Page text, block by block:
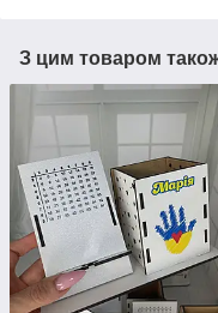
З цим товаром